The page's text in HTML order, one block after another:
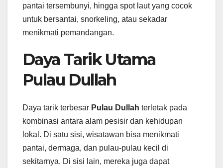
pantai tersembunyi, hingga spot laut yang cocok
untuk bersantai, snorkeling, atau sekadar
menikmati pemandangan.
Daya Tarik Utama
Pulau Dullah
Daya tarik terbesar Pulau Dullah terletak pada
kombinasi antara alam pesisir dan kehidupan
lokal. Di satu sisi, wisatawan bisa menikmati
pantai, dermaga, dan pulau-pulau kecil di
sekitarnya. Di sisi lain, mereka juga dapat